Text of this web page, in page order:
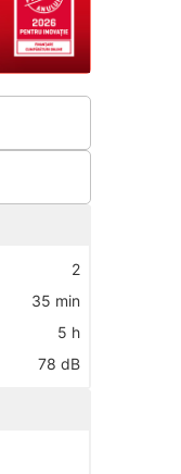
2
35 min
5 h
78 dB